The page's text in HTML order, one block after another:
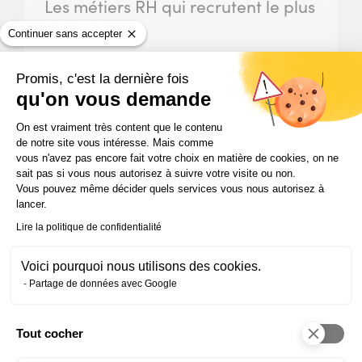
Continuer sans accepter
Promis, c'est la dernière fois
qu'on vous demande
Plateforme de Gestion du
On est vraiment très content que le contenu
de notre site vous intéresse. Mais comme
vous n'avez pas encore fait votre choix en matière de cookies, on ne
sait pas si vous nous autorisez à suivre votre visite ou non.
Vous pouvez même décider quels services vous nous autorisez à
lancer.
Lire la politique de confidentialité
Voici pourquoi nous utilisons des cookies.
Partage de données avec Google
Tout cocher
Les métiers RH qui recrutent le plus
en 2026
Découvrez les métiers RH les plus porteurs en
2026 : paie, assistanat RH, recrutement,
responsable RH, et les compétences à
développer pour s’orienter.
Slide
1
3
Slide
2
Slide
3
Restons en contact !
professionnelles, nos temps forts, et nos événements
directement dans votre boîte mail.